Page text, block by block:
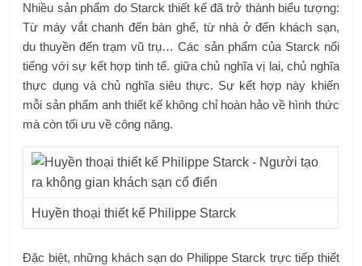
Nhiều sản phẩm do Starck thiết kế đã trở thành biểu tượng:
Từ máy vắt chanh đến bàn ghế, từ nhà ở đến khách sạn,
du thuyền đến trạm vũ trụ… Các sản phẩm của Starck nổi
tiếng với sự kết hợp tinh tế. giữa chủ nghĩa vị lai, chủ nghĩa
thực dụng và chủ nghĩa siêu thực. Sự kết hợp này khiến
mỗi sản phẩm anh thiết kế không chỉ hoàn hảo về hình thức
mà còn tối ưu về công năng.
Huyền thoại thiết kế Philippe Starck
Đặc biệt, những khách sạn do Philippe Starck trực tiếp thiết